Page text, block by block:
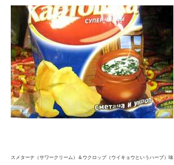
スメターナ（サワークリーム）＆ウクロップ（ウイキョウというハーブ）味